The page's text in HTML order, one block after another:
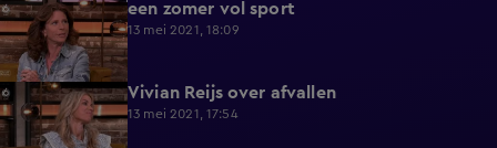
11:58 een zomer vol sport
13 mei 2021, 18:09
6:44 Vivian Reijs over afvallen
13 mei 2021, 17:54